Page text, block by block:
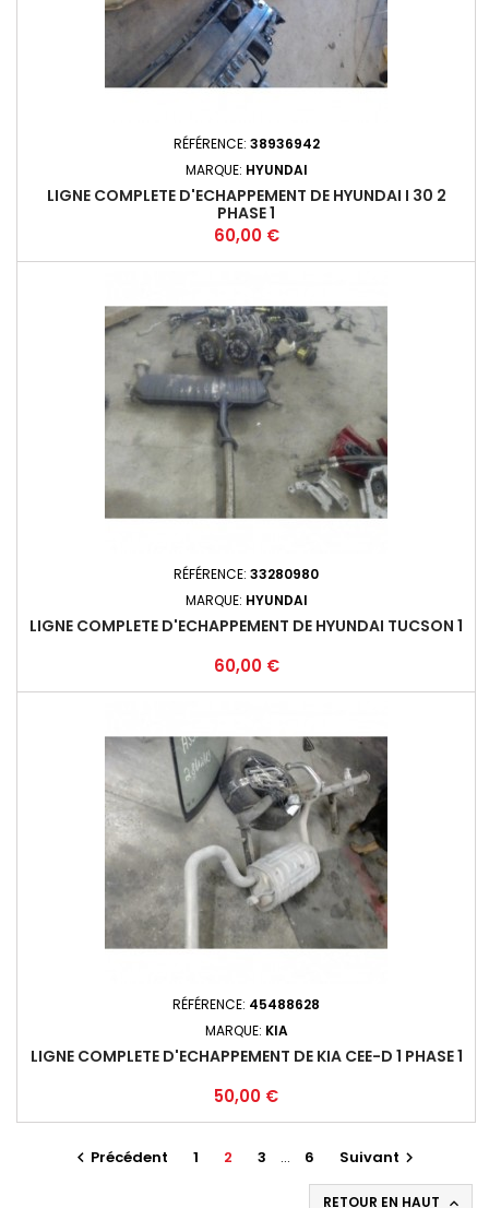
RÉFÉRENCE: 38936942
MARQUE: HYUNDAI
LIGNE COMPLETE D'ECHAPPEMENT DE HYUNDAI I 30 2
PHASE 1
Prix
60,00 €
RÉFÉRENCE: 33280980
MARQUE: HYUNDAI
LIGNE COMPLETE D'ECHAPPEMENT DE HYUNDAI TUCSON 1
Prix
60,00 €
RÉFÉRENCE: 45488628
MARQUE: KIA
LIGNE COMPLETE D'ECHAPPEMENT DE KIA CEE-D 1 PHASE 1
Prix
50,00 €
 Précédent 1 2 3 … 6 Suivant 
RETOUR EN HAUT 